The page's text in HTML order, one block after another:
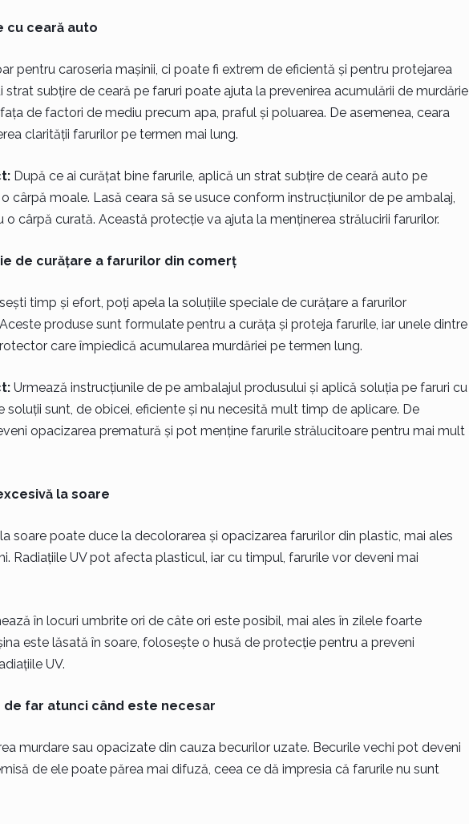
cu ceară auto
pentru caroseria mașinii, ci poate fi extrem de eficientă și pentru protejarea
strat subțire de ceară pe faruri poate ajuta la prevenirea acumulării de murdărie
de factori de mediu precum apa, praful și poluarea. De asemenea, ceara
clarității farurilor pe termen mai lung.
După ce ai curățat bine farurile, aplică un strat subțire de ceară auto pe
cârpă moale. Lasă ceara să se usuce conform instrucțiunilor de pe ambalaj,
o cârpă curată. Această protecție va ajuta la menținerea strălucirii farurilor.
de curățare a farurilor din comerț
timp și efort, poți apela la soluțiile speciale de curățare a farurilor
produse sunt formulate pentru a curăța și proteja farurile, iar unele dintre
care împiedică acumularea murdăriei pe termen lung.
Urmează instrucțiunile de pe ambalajul produsului și aplică soluția pe faruri cu
soluții sunt, de obicei, eficiente și nu necesită mult timp de aplicare. De
opacizarea prematură și pot menține farurile strălucitoare pentru mai mult
la soare
soare poate duce la decolorarea și opacizarea farurilor din plastic, mai ales
Radiațiile UV pot afecta plasticul, iar cu timpul, farurile vor deveni mai
în locuri umbrite ori de câte ori este posibil, mai ales în zilele foarte
este lăsată în soare, folosește o husă de protecție pentru a preveni
UV.
de far atunci când este necesar
murdare sau opacizate din cauza becurilor uzate. Becurile vechi pot deveni
de ele poate părea mai difuză, ceea ce dă impresia că farurile nu sunt